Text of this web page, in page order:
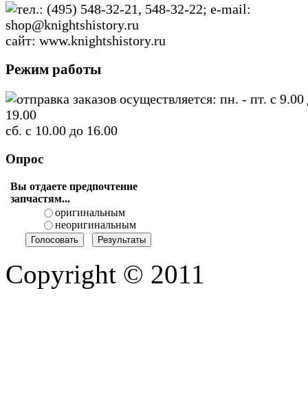
тел.: (495) 548-32-21, 548-32-22; e-mail:
shop@knightshistory.ru
сайт: www.knightshistory.ru
Режим работы
отправка заказов осуществляется: пн. - пт. с 9.00
19.00
сб. с 10.00 до 16.00
Опрос
Вы отдаете предпочтение
запчастям...
оригинальным
неоригинальным
Copyright © 2011